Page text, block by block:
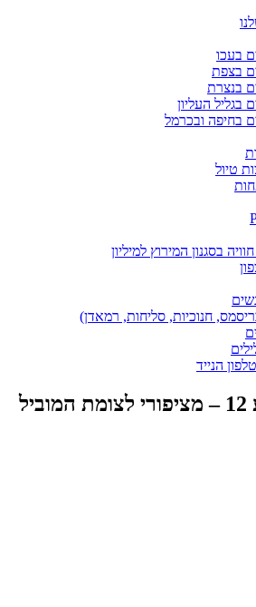
בעכו
בצפת
בנצרת
בגליל העליון
בחיפה ובכרמל
טיול
בסגנון המירוץ למיליון
חנוכיות, סליחות, רמאדן)
הנייד